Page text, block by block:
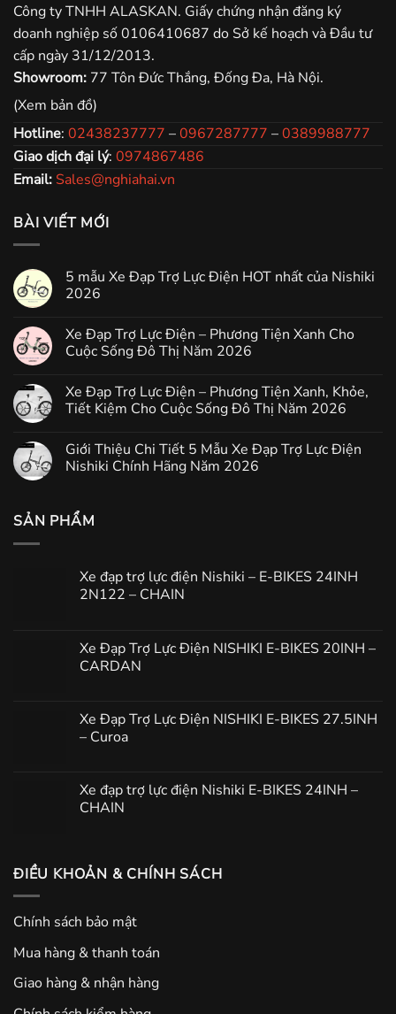
Công ty TNHH ALASKAN. Giấy chứng nhận đăng ký
doanh nghiệp số 0106410687 do Sở kế hoạch và Đầu tư
cấp ngày 31/12/2013.
Showroom: 77 Tôn Đức Thắng, Đống Đa, Hà Nội.
(Xem bản đồ)
Hotline: 02438237777 –0967287777 –0389988777
Giao dịch đại lý: 0974867486
Email: Sales@nghiahai.vn
BÀI VIẾT MỚI
5 mẫu Xe Đạp Trợ Lực Điện HOT nhất của Nishiki
2026
Xe Đạp Trợ Lực Điện – Phương Tiện Xanh Cho
Cuộc Sống Đô Thị Năm 2026
Xe Đạp Trợ Lực Điện – Phương Tiện Xanh, Khỏe,
Tiết Kiệm Cho Cuộc Sống Đô Thị Năm 2026
Giới Thiệu Chi Tiết 5 Mẫu Xe Đạp Trợ Lực Điện
Nishiki Chính Hãng Năm 2026
SẢN PHẨM
Xe đạp trợ lực điện Nishiki – E-BIKES 24INH
2N122 – CHAIN
Xe Đạp Trợ Lực Điện NISHIKI E-BIKES 20INH –
CARDAN
Xe Đạp Trợ Lực Điện NISHIKI E-BIKES 27.5INH
– Curoa
Xe đạp trợ lực điện Nishiki E-BIKES 24INH –
CHAIN
ĐIỀU KHOẢN & CHÍNH SÁCH
Chính sách bảo mật
Mua hàng & thanh toán
Giao hàng & nhận hàng